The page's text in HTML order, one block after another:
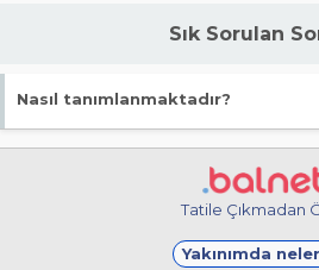
Sık Sorulan
Nasıl tanımlanmaktadır?
Tesis Tiny Hause statüsündedir.
Tatile Çıkmadan
Yakınımda